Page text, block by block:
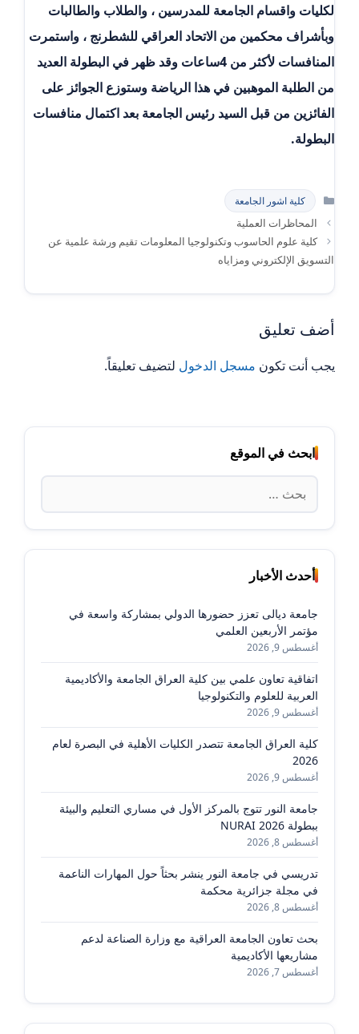
لكليات واقسام الجامعة للمدرسين ، والطلاب والطالبات
وبأشراف محكمين من الاتحاد العراقي للشطرنج ، واستمرت
المنافسات لأكثر من 4ساعات وقد ظهر في البطولة العديد
من الطلبة الموهبين في هذا الرياضة وستوزع الجوائز على
الفائزين من قبل السيد رئيس الجامعة بعد اكتمال منافسات
البطولة.
التصنيفات
كلية اشور الجامعة
المحاظرات العملية
كلية علوم الحاسوب وتكنولوجيا المعلومات تقيم ورشة علمية عن
التسويق الإلكتروني ومزاياه
أضف تعليق
يجب أنت تكون مسجل الدخول لتضيف تعليقاً.
ابحث في الموقع
البحث
عن:
أحدث الأخبار
جامعة ديالى تعزز حضورها الدولي بمشاركة واسعة في
مؤتمر الأربعين العلمي
أغسطس 9, 2026
اتفاقية تعاون علمي بين كلية العراق الجامعة والأكاديمية
العربية للعلوم والتكنولوجيا
أغسطس 9, 2026
كلية العراق الجامعة تتصدر الكليات الأهلية في البصرة لعام
2026
أغسطس 9, 2026
جامعة النور تتوج بالمركز الأول في مساري التعليم والبيئة
ببطولة NURAI 2026
أغسطس 8, 2026
تدريسي في جامعة النور ينشر بحثاً حول المهارات الناعمة
في مجلة جزائرية محكمة
أغسطس 8, 2026
بحث تعاون الجامعة العراقية مع وزارة الصناعة لدعم
مشاريعها الأكاديمية
أغسطس 7, 2026